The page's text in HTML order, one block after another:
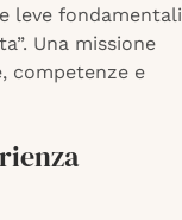
leve fondamentali
Una missione
competenze e